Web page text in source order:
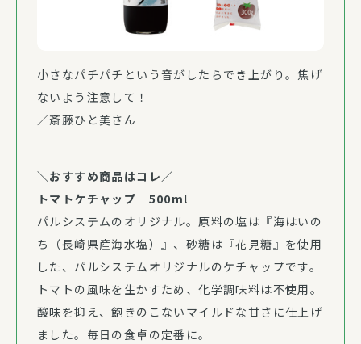
小さなパチパチという音がしたらでき上がり。焦げ
ないよう注意して！
／斎藤ひと美さん
＼おすすめ商品はコレ／
トマトケチャップ 500ml
パルシステムのオリジナル。原料の塩は『海はいの
ち（長崎県産海水塩）』、砂糖は『花見糖』を使用
した、パルシステムオリジナルのケチャップです。
トマトの風味を生かすため、化学調味料は不使用。
酸味を抑え、飽きのこないマイルドな甘さに仕上げ
ました。毎日の食卓の定番に。